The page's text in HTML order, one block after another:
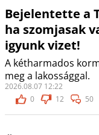
Bejelentette a
ha szomjasak
igyunk vizet!
A kétharmados
meg a lakossággal.
2026.08.07 12:22
0
12 50